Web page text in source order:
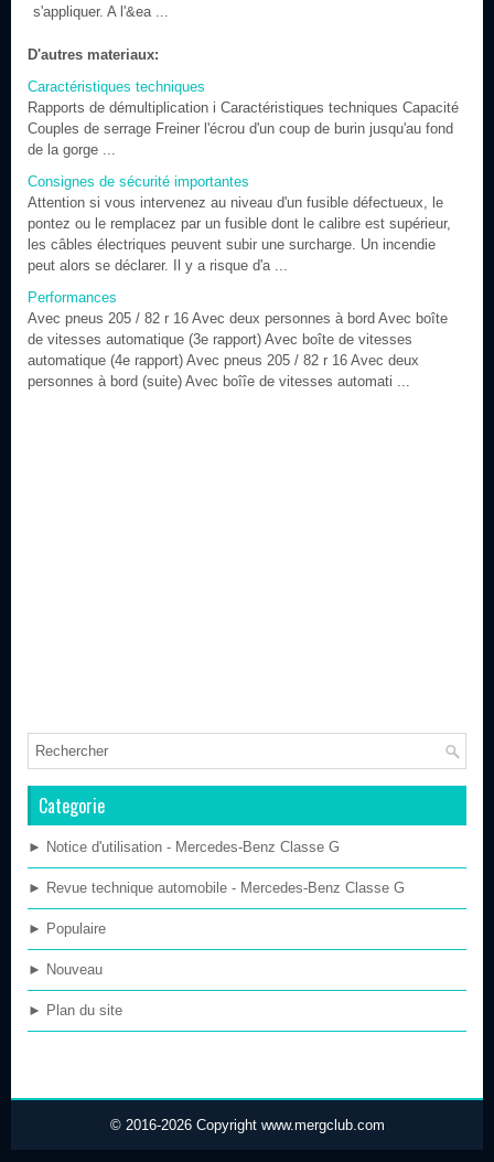
s'appliquer. A l'&ea ...
D'autres materiaux:
Caractéristiques techniques
Rapports de démultiplication i Caractéristiques techniques Capacité
Couples de serrage Freiner l'écrou d'un coup de burin jusqu'au fond
de la gorge ...
Consignes de sécurité importantes
Attention si vous intervenez au niveau d'un fusible défectueux, le
pontez ou le remplacez par un fusible dont le calibre est supérieur,
les câbles électriques peuvent subir une surcharge. Un incendie
peut alors se déclarer. Il y a risque d'a ...
Performances
Avec pneus 205 / 82 r 16 Avec deux personnes à bord Avec boîte
de vitesses automatique (3e rapport) Avec boîte de vitesses
automatique (4e rapport) Avec pneus 205 / 82 r 16 Avec deux
personnes à bord (suite) Avec boîîe de vitesses automati ...
Categorie
► Notice d'utilisation - Mercedes-Benz Classe G
► Revue technique automobile - Mercedes-Benz Classe G
► Populaire
► Nouveau
► Plan du site
© 2016-2026 Copyright www.mergclub.com